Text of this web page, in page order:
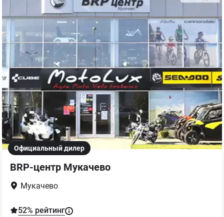
Официальный дилер
BRP-центр Мукачево
Мукачево
52% рейтинг